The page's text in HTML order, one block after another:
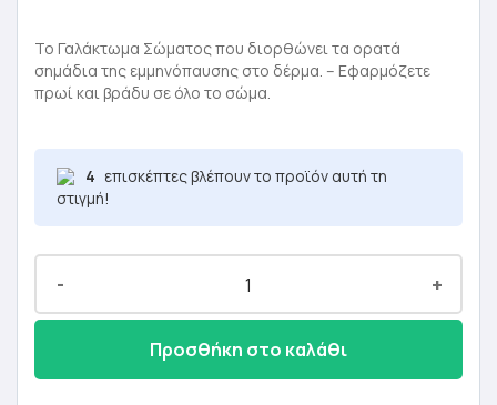
Το Γαλάκτωμα Σώματος που διορθώνει τα ορατά
σημάδια της εμμηνόπαυσης στο δέρμα. – Εφαρμόζετε
πρωί και βράδυ σε όλο το σώμα.
4 επισκέπτες βλέπουν το προϊόν αυτή τη
στιγμή!
- +
Προσθήκη στο καλάθι